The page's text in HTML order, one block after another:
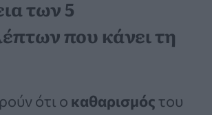
των 5
που κάνει τη
ότι ο καθαρισμός του